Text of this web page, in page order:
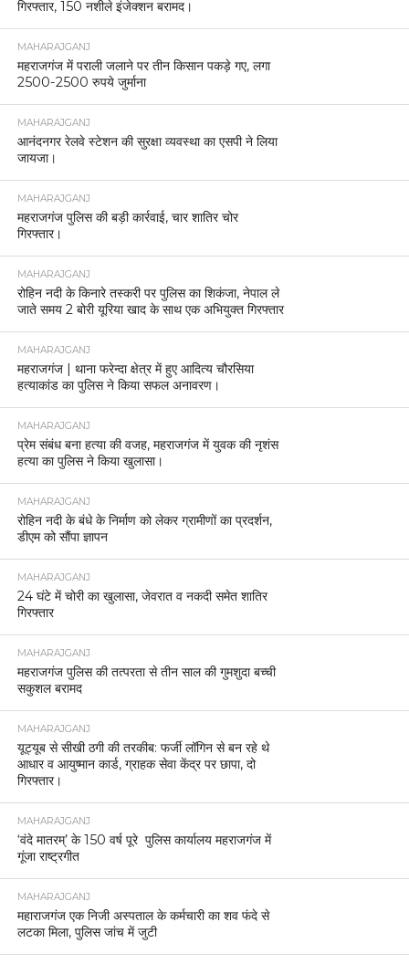
गिरफ्तार, 150 नशीले इंजेक्शन बरामद।
MAHARAJGANJ
महराजगंज में पराली जलाने पर तीन किसान पकड़े गए, लगा
2500-2500 रुपये जुर्माना
MAHARAJGANJ
आनंदनगर रेलवे स्टेशन की सुरक्षा व्यवस्था का एसपी ने लिया
जायजा।
MAHARAJGANJ
महराजगंज पुलिस की बड़ी कार्रवाई, चार शातिर चोर
गिरफ्तार।
MAHARAJGANJ
रोहिन नदी के किनारे तस्करी पर पुलिस का शिकंजा, नेपाल ले
जाते समय 2 बोरी यूरिया खाद के साथ एक अभियुक्त गिरफ्तार
MAHARAJGANJ
महराजगंज | थाना फरेन्दा क्षेत्र में हुए आदित्य चौरसिया
हत्याकांड का पुलिस ने किया सफल अनावरण।
MAHARAJGANJ
प्रेम संबंध बना हत्या की वजह, महराजगंज में युवक की नृशंस
हत्या का पुलिस ने किया खुलासा।
MAHARAJGANJ
रोहिन नदी के बंधे के निर्माण को लेकर ग्रामीणों का प्रदर्शन,
डीएम को सौंपा ज्ञापन
MAHARAJGANJ
24 घंटे में चोरी का खुलासा, जेवरात व नकदी समेत शातिर
गिरफ्तार
MAHARAJGANJ
महराजगंज पुलिस की तत्परता से तीन साल की गुमशुदा बच्ची
सकुशल बरामद
MAHARAJGANJ
यूट्यूब से सीखी ठगी की तरकीब: फर्जी लॉगिन से बन रहे थे
आधार व आयुष्मान कार्ड, ग्राहक सेवा केंद्र पर छापा, दो
गिरफ्तार।
MAHARAJGANJ
‘वंदे मातरम्’ के 150 वर्ष पूरे पुलिस कार्यालय महराजगंज में
गूंजा राष्ट्रगीत
MAHARAJGANJ
महाराजगंज एक निजी अस्पताल के कर्मचारी का शव फंदे से
लटका मिला, पुलिस जांच में जुटी